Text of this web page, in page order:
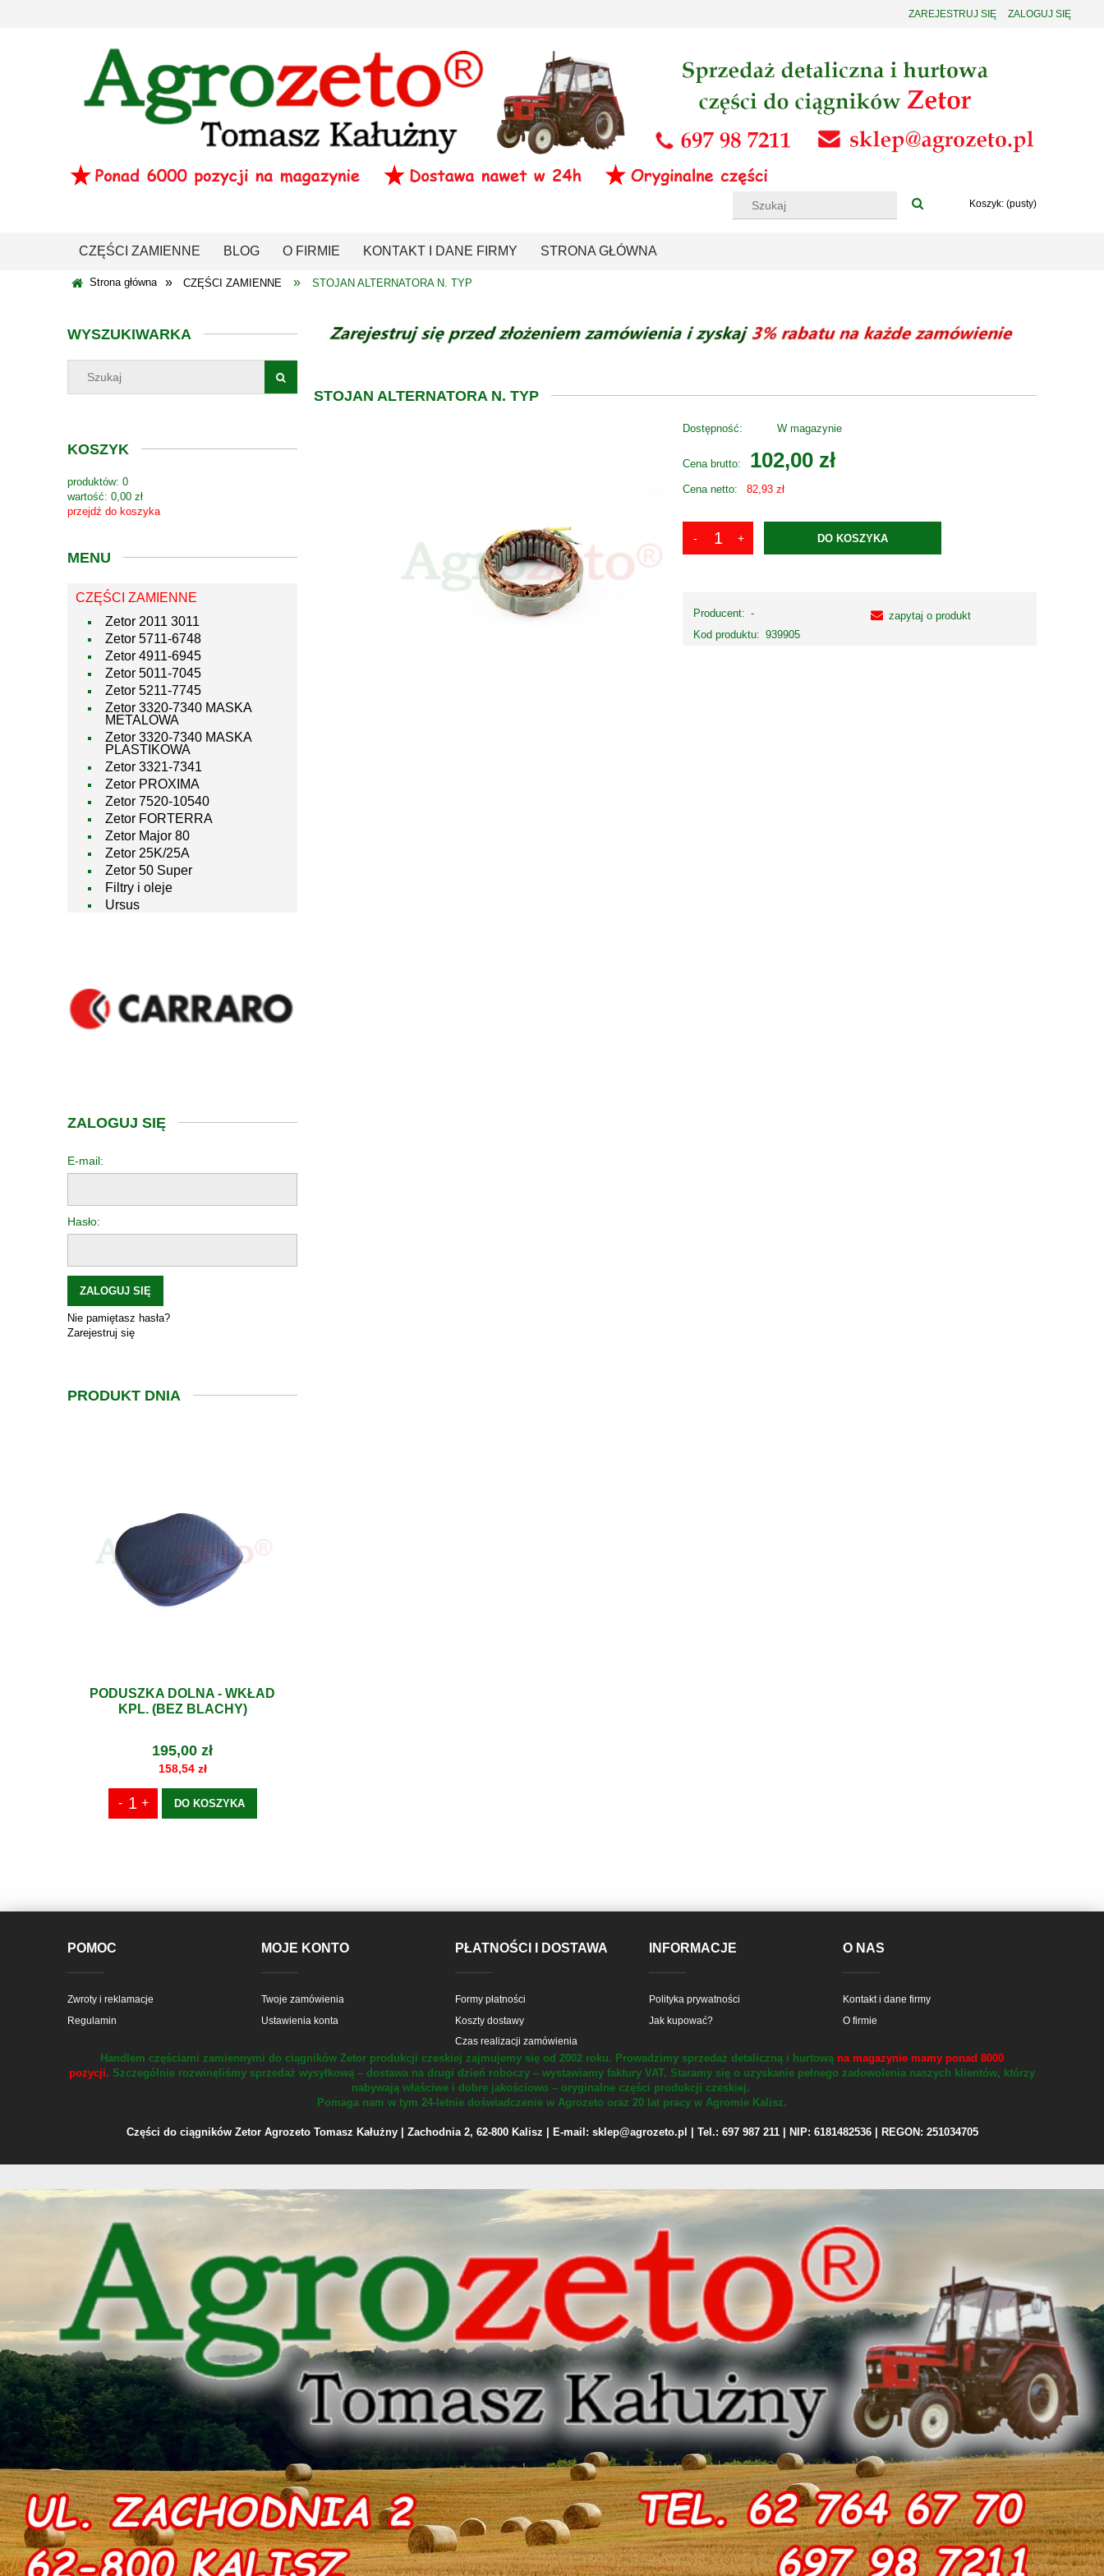
ZAREJESTRUJ SIĘ ZALOGUJ SIĘ
Koszyk: (pusty)
CZĘŚCI ZAMIENNE BLOG O FIRMIE KONTAKT I DANE FIRMY STRONA GŁÓWNA
Strona główna » CZĘŚCI ZAMIENNE » STOJAN ALTERNATORA N. TYP
WYSZUKIWARKA
KOSZYK
produktów: 0
wartość: 0,00 zł
przejdź do koszyka
MENU
CZĘŚCI ZAMIENNE
Zetor 2011 3011
Zetor 5711-6748
Zetor 4911-6945
Zetor 5011-7045
Zetor 5211-7745
Zetor 3320-7340 MASKA
METALOWA
Zetor 3320-7340 MASKA
PLASTIKOWA
Zetor 3321-7341
Zetor PROXIMA
Zetor 7520-10540
Zetor FORTERRA
Zetor Major 80
Zetor 25K/25A
Zetor 50 Super
Filtry i oleje
Ursus
ZALOGUJ SIĘ
E-mail:
Hasło:
ZALOGUJ SIĘ
Nie pamiętasz hasła?
Zarejestruj się
PRODUKT DNIA
PODUSZKA DOLNA - WKŁAD
KPL. (BEZ BLACHY)
195,00 zł
158,54 zł
DO KOSZYKA
STOJAN ALTERNATORA N. TYP
Dostępność: W magazynie
Cena brutto: 102,00 zł
Cena netto: 82,93 zł
DO KOSZYKA
Producent: -
Kod produktu: 939905
zapytaj o produkt
POMOC
Zwroty i reklamacje
Regulamin
MOJE KONTO
Twoje zamówienia
Ustawienia konta
PŁATNOŚCI I DOSTAWA
Formy płatności
Koszty dostawy
Czas realizacji zamówienia
INFORMACJE
Polityka prywatności
Jak kupować?
O NAS
Kontakt i dane firmy
O firmie
Handlem częściami zamiennymi do ciągników Zetor produkcji czeskiej zajmujemy się od 2002 roku. Prowadzimy sprzedaż detaliczną i hurtową na magazynie mamy ponad 8000
pozycji. Szczególnie rozwinęliśmy sprzedaż wysyłkową – dostawa na drugi dzień roboczy – wystawiamy faktury VAT. Staramy się o uzyskanie pełnego zadowolenia naszych klientów, którzy
nabywają właściwe i dobre jakościowo – oryginalne części produkcji czeskiej.
Pomaga nam w tym 24-letnie doświadczenie w Agrozeto oraz 20 lat pracy w Agromie Kalisz.
Części do ciągników Zetor Agrozeto Tomasz Kałużny | Zachodnia 2, 62-800 Kalisz | E-mail: sklep@agrozeto.pl | Tel.: 697 987 211 | NIP: 6181482536 | REGON: 251034705